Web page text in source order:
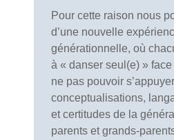
Pour cette raison nous
d’une nouvelle
générationnelle, où
à « danser seul(e) »
ne pas pouvoir
conceptualisations,
et certitudes de la
parents et grands-